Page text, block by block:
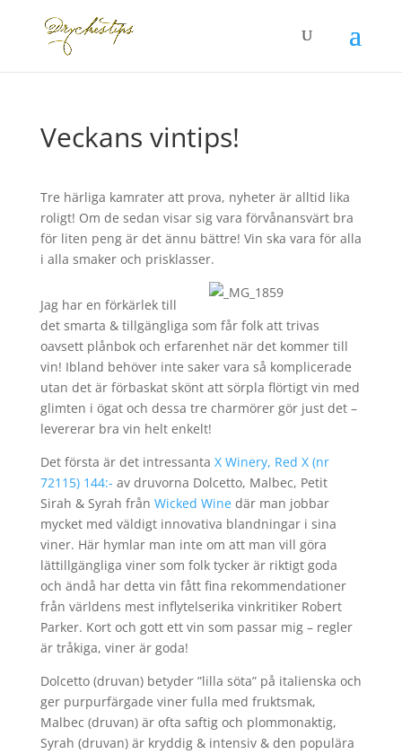
Veckans vintips!
Tre härliga kamrater att prova, nyheter är alltid lika
roligt! Om de sedan visar sig vara förvånansvärt bra
för liten peng är det ännu bättre! Vin ska vara för alla
i alla smaker och prisklasser.
Jag har en förkärlek till
det smarta & tillgängliga som får folk att trivas
oavsett plånbok och erfarenhet när det kommer till
vin! Ibland behöver inte saker vara så komplicerade
utan det är förbaskat skönt att sörpla flörtigt vin med
glimten i ögat och dessa tre charmörer gör just det –
levererar bra vin helt enkelt!
Det första är det intressanta X Winery, Red X (nr
72115) 144:- av druvorna Dolcetto, Malbec, Petit
Sirah & Syrah från Wicked Wine där man jobbar
mycket med väldigt innovativa blandningar i sina
viner. Här hymlar man inte om att man vill göra
lättillgängliga viner som folk tycker är riktigt goda
och ändå har detta vin fått fina rekommendationer
från världens mest inflytelserika vinkritiker Robert
Parker. Kort och gott ett vin som passar mig – regler
är tråkiga, viner är goda!
Dolcetto (druvan) betyder ”lilla söta” på italienska och
ger purpurfärgade viner fulla med fruktsmak,
Malbec (druvan) är ofta saftig och plommonaktig,
Syrah (druvan) är kryddig & intensiv & den populära